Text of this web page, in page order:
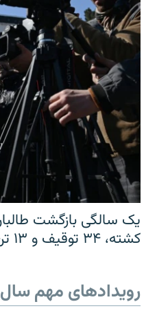
کشته، ۳۴ توقیف و ۱۳ تن لت‌وکوب شده‌اند
رویدادهای مهم سال